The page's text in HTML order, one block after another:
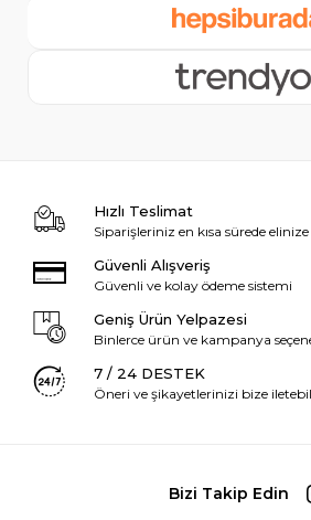
Hızlı Teslimat
Siparişleriniz en kısa sürede elinize
Güvenli Alışveriş
Güvenli ve kolay ödeme sistemi
Geniş Ürün Yelpazesi
Binlerce ürün ve kampanya
7 / 24 DESTEK
Öneri ve şikayetlerinizi bize
Bizi Takip Edin